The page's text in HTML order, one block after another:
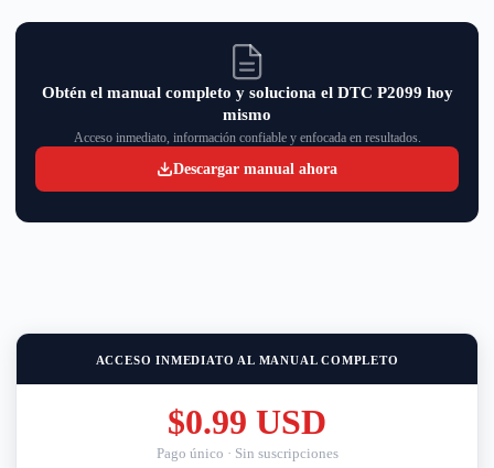
Obtén el manual completo y soluciona el DTC P2099 hoy
mismo
Acceso inmediato, información confiable y enfocada en resultados.
Descargar manual ahora
ACCESO INMEDIATO AL MANUAL COMPLETO
$0.99 USD
Pago único · Sin suscripciones